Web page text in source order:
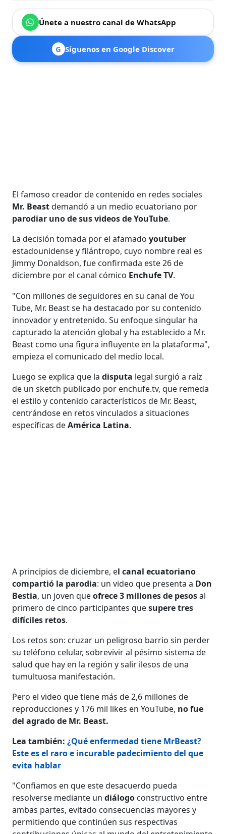
Únete a nuestro canal de WhatsApp
G Síguenos en Google Discover
El famoso creador de contenido en redes sociales
Mr. Beastdemandó a un medio ecuatoriano por
parodiar uno de sus videos de YouTube.
La decisión tomada por el afamadoyoutuber
estadounidense y filántropo, cuyo nombre real es
Jimmy Donaldson, fue confirmada este 26 de
diciembre por el canal cómico Enchufe TV.
"Con millones de seguidores en su canal de You
Tube, Mr. Beast se ha destacado por su contenido
innovador y entretenido. Su enfoque singular ha
capturado la atención global y ha establecido a Mr.
Beast como una figura influyente en la plataforma",
empieza el comunicado del medio local.
Luego se explica que ladisputa legal surgió a raíz
de un sketch publicado por enchufe.tv, que remeda
el estilo y contenido característicos de Mr. Beast,
centrándose en retos vinculados a situaciones
específicas deAmérica Latina.
A principios de diciembre, el canal ecuatoriano
compartió la parodia: un video que presenta a Don
Bestia, un joven queofrece 3 millones de pesosal
primero de cinco participantes quesupere tres
difíciles retos.
Los retos son: cruzar un peligroso barrio sin perder
su teléfono celular, sobrevivir al pésimo sistema de
salud que hay en la región y salir ilesos de una
tumultuosa manifestación.
Pero el video que tiene más de 2,6 millones de
reproducciones y 176 mil likes en YouTube, no fue
del agrado de Mr. Beast.
Lea también:¿Qué enfermedad tiene MrBeast?
Este es el raro e incurable padecimiento del que
evita hablar
"Confiamos en que este desacuerdo pueda
resolverse mediante undiálogo constructivo entre
ambas partes, evitado consecuencias mayores y
permitiendo que continúen sus respectivas